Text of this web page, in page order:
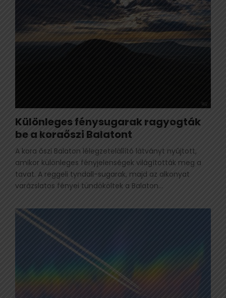
Különleges fénysugarak ragyogták
be a koraőszi Balatont
A kora őszi Balaton lélegzetelállító látványt nyújtott,
amikor különleges fényjelenségek világították meg a
tavat. A reggeli tyndall-sugarak, majd az alkonyat
varázslatos fényei tündököltek a Balaton...